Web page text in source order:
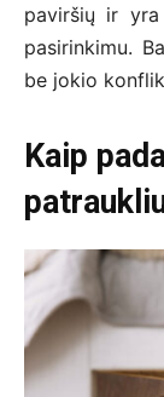
paviršių ir
pasirinkimu.
be jokio
Kaip